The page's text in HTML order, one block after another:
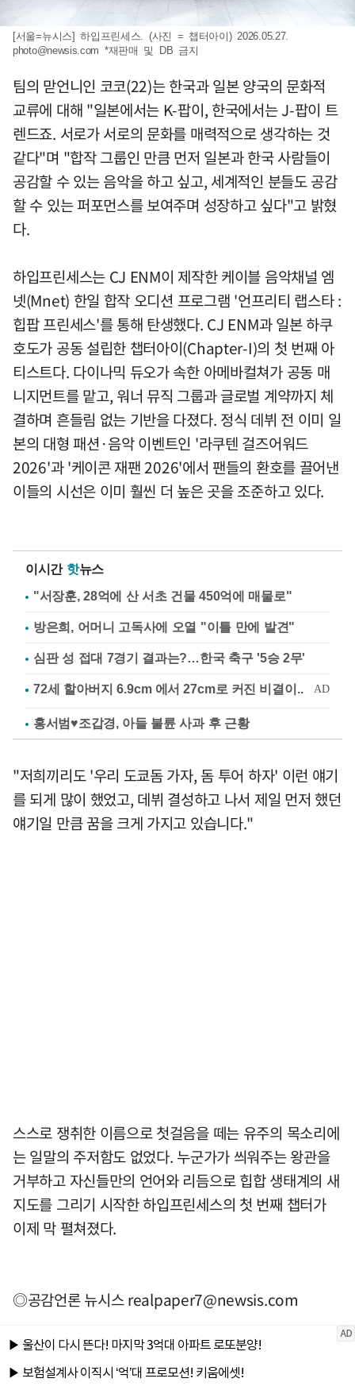
[서울=뉴시스] 하입프린세스. (사진 = 챕터아이) 2026.05.27.
photo@newsis.com *재판매 및 DB 금지
팀의 맏언니인 코코(22)는 한국과 일본 양국의 문화적
교류에 대해 "일본에서는 K-팝이, 한국에서는 J-팝이 트
렌드죠. 서로가 서로의 문화를 매력적으로 생각하는 것
같다"며 "합작 그룹인 만큼 먼저 일본과 한국 사람들이
공감할 수 있는 음악을 하고 싶고, 세계적인 분들도 공감
할 수 있는 퍼포먼스를 보여주며 성장하고 싶다"고 밝혔
다.
하입프린세스는 CJ ENM이 제작한 케이블 음악채널 엠
넷(Mnet) 한일 합작 오디션 프로그램 '언프리티 랩스타 :
힙팝 프린세스'를 통해 탄생했다. CJ ENM과 일본 하쿠
호도가 공동 설립한 챕터아이(Chapter-I)의 첫 번째 아
티스트다. 다이나믹 듀오가 속한 아메바컬쳐가 공동 매
니지먼트를 맡고, 워너 뮤직 그룹과 글로벌 계약까지 체
결하며 흔들림 없는 기반을 다졌다. 정식 데뷔 전 이미 일
본의 대형 패션·음악 이벤트인 '라쿠텐 걸즈어워드
2026'과 '케이콘 재팬 2026'에서 팬들의 환호를 끌어낸
이들의 시선은 이미 훨씬 더 높은 곳을 조준하고 있다.
이시간 핫뉴스
"서장훈, 28억에 산 서초 건물 450억에 매물로"
방은희, 어머니 고독사에 오열 "이틀 만에 발견"
심판 성 접대 7경기 결과는?…한국 축구 '5승 2무'
홍서범♥조갑경, 아들 불륜 사과 후 근황
"저희끼리도 '우리 도쿄돔 가자, 돔 투어 하자' 이런 얘기
를 되게 많이 했었고, 데뷔 결성하고 나서 제일 먼저 했던
얘기일 만큼 꿈을 크게 가지고 있습니다."
스스로 쟁취한 이름으로 첫걸음을 떼는 유주의 목소리에
는 일말의 주저함도 없었다. 누군가가 씌워주는 왕관을
거부하고 자신들만의 언어와 리듬으로 힙합 생태계의 새
지도를 그리기 시작한 하입프린세스의 첫 번째 챕터가
이제 막 펼쳐졌다.
◎공감언론 뉴시스realpaper7@newsis.com